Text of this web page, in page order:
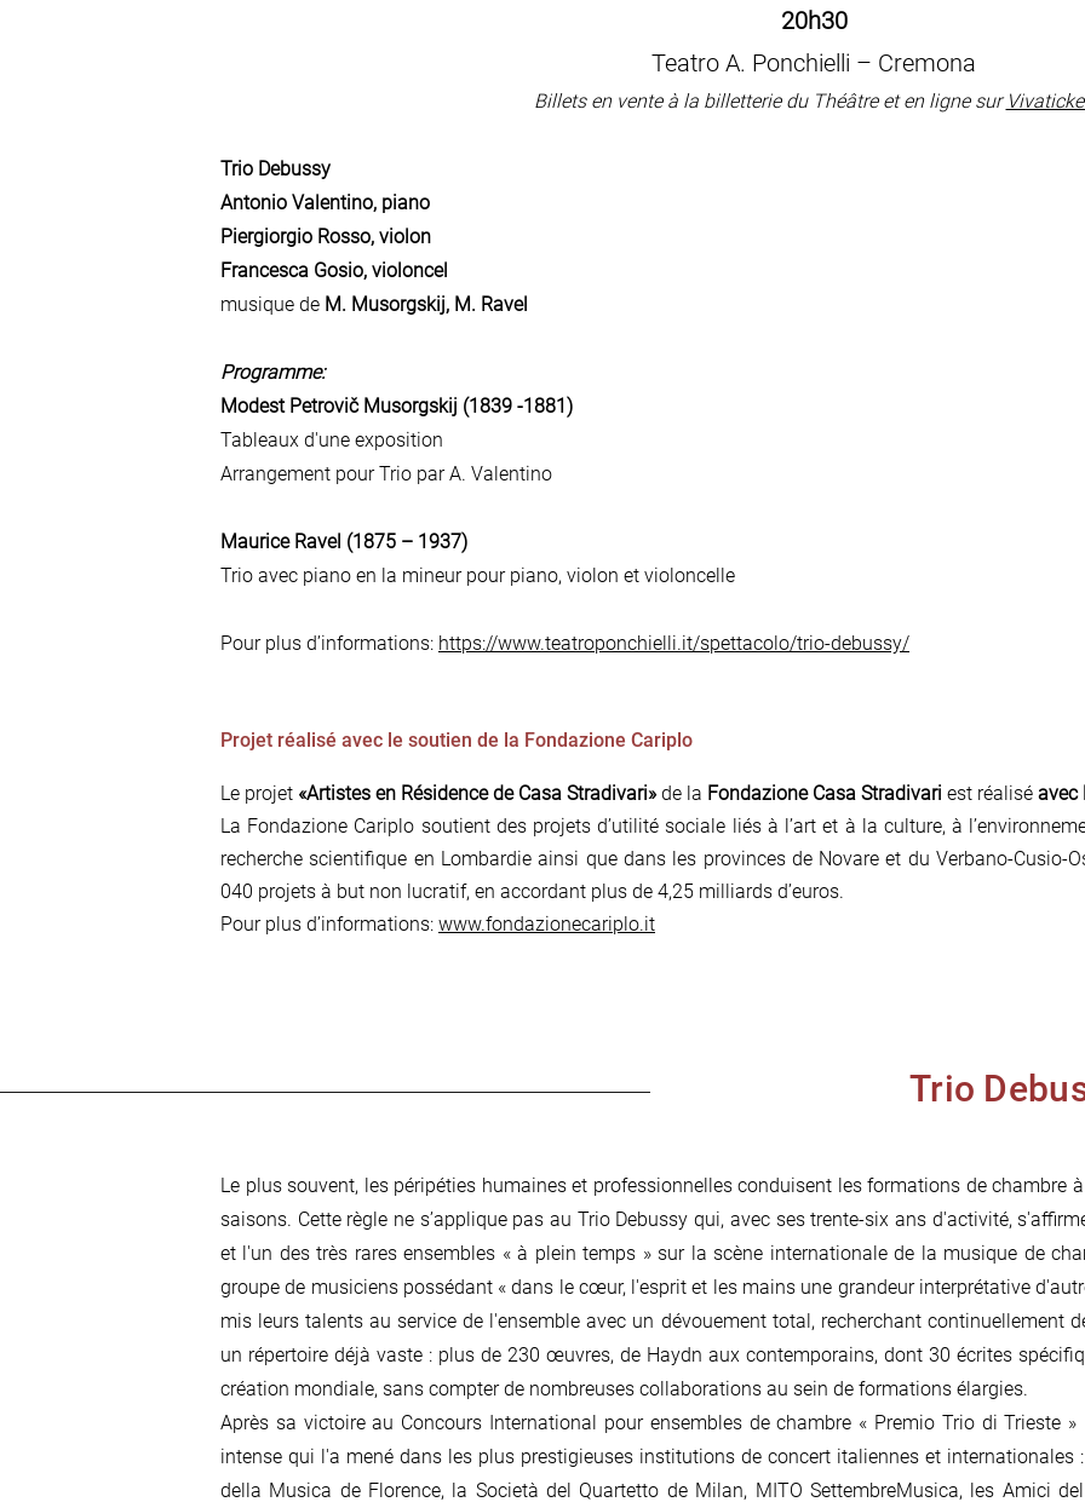
20h30
Teatro A. Ponchielli – Cremona
Billets en vente à la billetterie du Théâtre et en ligne sur
Trio Debussy
Antonio Valentino, piano
Piergiorgio Rosso, violon
Francesca Gosio, violoncel
musique de M. Musorgskij, M. Ravel
Programme:
Modest Petrovič Musorgskij (1839 -1881)
Tableaux d'une exposition
Arrangement pour Trio par A. Valentino
Maurice Ravel (1875 – 1937)
Trio avec piano en la mineur pour piano, violon et violoncelle
Pour plus d’informations: https://www.teatroponchielli.it/spettacolo/trio-debussy/
Projet réalisé avec le soutien de la Fondazione Cariplo
Le projet «Artistes en Résidence de Casa Stradivari»de la Fondazione Casa Stradivari est réalisé avec
La Fondazione Cariplo soutient des projets d’utilité sociale liés à l’art et à la culture, à
recherche scientifique en Lombardie ainsi que dans les provinces de Novare et du Verbano-Cusio-
040 projets à but non lucratif, en accordant plus de 4,25 milliards d’euros.
Pour plus d’informations: www.fondazionecariplo.it
Trio
Le plus souvent, les péripéties humaines et professionnelles conduisent les formations de chambre
saisons. Cette règle ne s’applique pas au Trio Debussy qui, avec ses trente-six ans d'activité,
et l'un des très rares ensembles « à plein temps » sur la scène internationale de la musique de
groupe de musiciens possédant « dans le cœur, l'esprit et les mains une grandeur interprétative
mis leurs talents au service de l'ensemble avec un dévouement total, recherchant continuellement
un répertoire déjà vaste : plus de 230 œuvres, de Haydn aux contemporains, dont 30 écrites
création mondiale, sans compter de nombreuses collaborations au sein de formations élargies.
Après sa victoire au Concours International pour ensembles de chambre « Premio Trio di Trieste
intense qui l'a mené dans les plus prestigieuses institutions de concert italiennes et internationales
della Musica de Florence, la Società del Quartetto de Milan, MITO SettembreMusica, les Amici